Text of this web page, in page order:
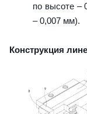
по высоте –
– 0,007 мм).
Конструкция